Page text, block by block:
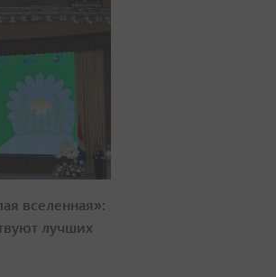
вселенная»:
лучших